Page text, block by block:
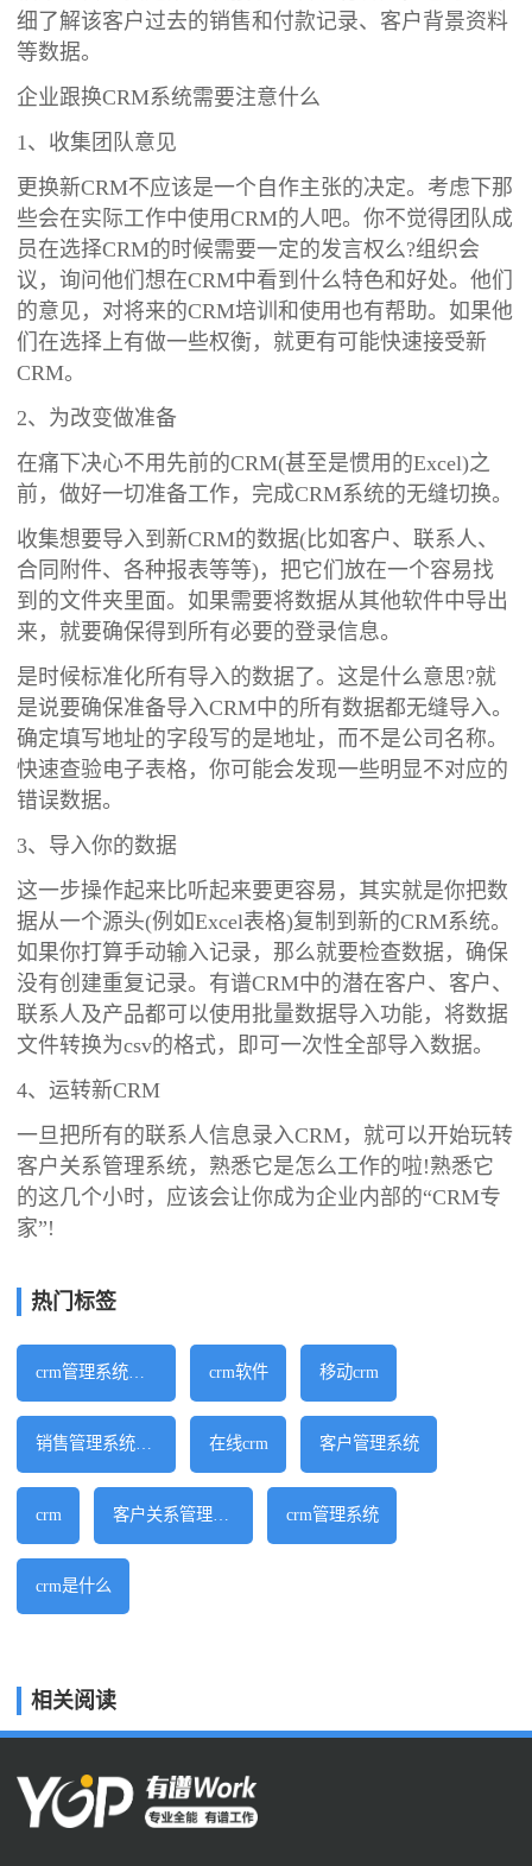
细了解该客户过去的销售和付款记录、客户背景资料
等数据。
企业跟换CRM系统需要注意什么
1、收集团队意见
更换新CRM不应该是一个自作主张的决定。考虑下那
些会在实际工作中使用CRM的人吧。你不觉得团队成
员在选择CRM的时候需要一定的发言权么?组织会
议，询问他们想在CRM中看到什么特色和好处。他们
的意见，对将来的CRM培训和使用也有帮助。如果他
们在选择上有做一些权衡，就更有可能快速接受新
CRM。
2、为改变做准备
在痛下决心不用先前的CRM(甚至是惯用的Excel)之
前，做好一切准备工作，完成CRM系统的无缝切换。
收集想要导入到新CRM的数据(比如客户、联系人、
合同附件、各种报表等等)，把它们放在一个容易找
到的文件夹里面。如果需要将数据从其他软件中导出
来，就要确保得到所有必要的登录信息。
是时候标准化所有导入的数据了。这是什么意思?就
是说要确保准备导入CRM中的所有数据都无缝导入。
确定填写地址的字段写的是地址，而不是公司名称。
快速查验电子表格，你可能会发现一些明显不对应的
错误数据。
3、导入你的数据
这一步操作起来比听起来要更容易，其实就是你把数
据从一个源头(例如Excel表格)复制到新的CRM系统。
如果你打算手动输入记录，那么就要检查数据，确保
没有创建重复记录。有谱CRM中的潜在客户、客户、
联系人及产品都可以使用批量数据导入功能，将数据
文件转换为csv的格式，即可一次性全部导入数据。
4、运转新CRM
一旦把所有的联系人信息录入CRM，就可以开始玩转
客户关系管理系统，熟悉它是怎么工作的啦!熟悉它
的这几个小时，应该会让你成为企业内部的“CRM专
家”!
热门标签
crm管理系统软件 crm软件 移动crm
销售管理系统软件 在线crm 客户管理系统
crm 客户关系管理软件 crm管理系统
crm是什么
相关阅读